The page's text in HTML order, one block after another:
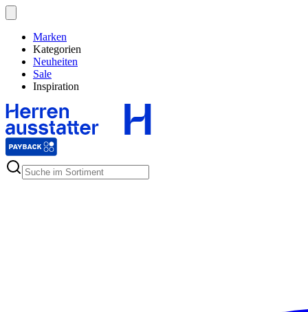
Marken
Kategorien
Neuheiten
Sale
Inspiration